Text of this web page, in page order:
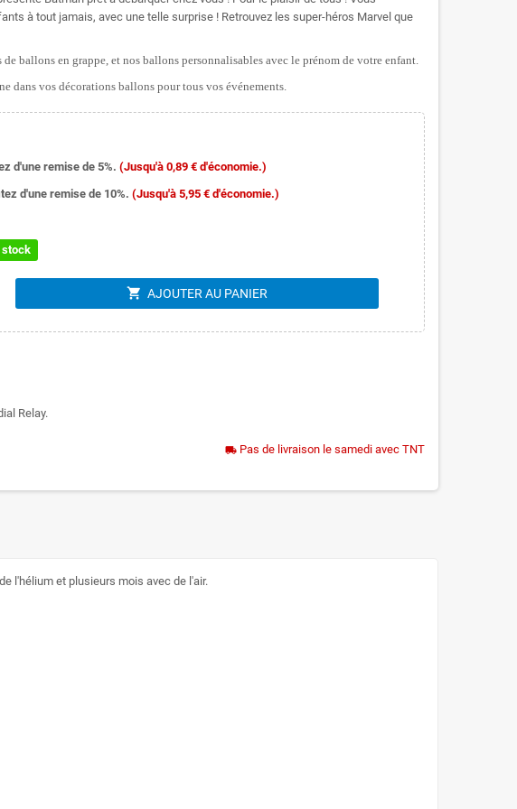
à tout jamais, avec une telle surprise ! Retrouvez les super-héros Marvel que
ballons en grappe, et nos ballons personnalisables avec le prénom de votre enfant.
dans vos décorations ballons pour tous vos événements.
d'une remise de 5%. (Jusqu'à 0,89 € d'économie.)
d'une remise de 10%. (Jusqu'à 5,95 € d'économie.)
stock
shopping_cart AJOUTER AU PANIER
Relay.
local_shipping Pas de livraison le samedi avec TNT
l'hélium et plusieurs mois avec de l'air.